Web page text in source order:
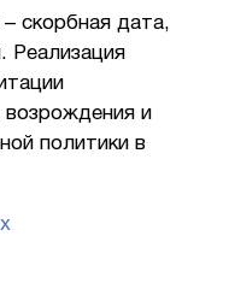
скорбная дата,
Реализация
возрождения и
политики в